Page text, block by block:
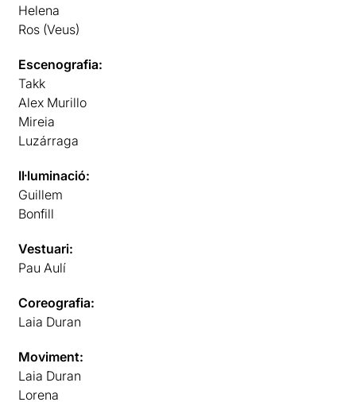
Helena
Ros (Veus)
Escenografia:
Takk
Alex Murillo
Mireia
Luzárraga
Il·luminació:
Guillem
Bonfill
Vestuari:
Pau Aulí
Coreografia:
Laia Duran
Moviment:
Laia Duran
Lorena